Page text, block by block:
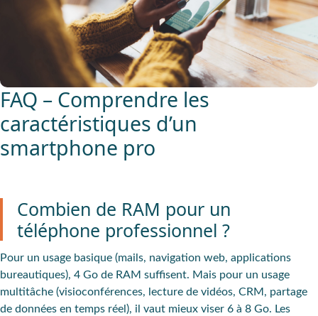
FAQ – Comprendre les
caractéristiques d’un
smartphone pro
Combien de RAM pour un
téléphone professionnel ?
Pour un usage basique (mails, navigation web, applications
bureautiques), 4 Go de RAM suffisent. Mais pour un usage
multitâche (visioconférences, lecture de vidéos, CRM, partage
de données en temps réel), il vaut mieux viser 6 à 8 Go. Les